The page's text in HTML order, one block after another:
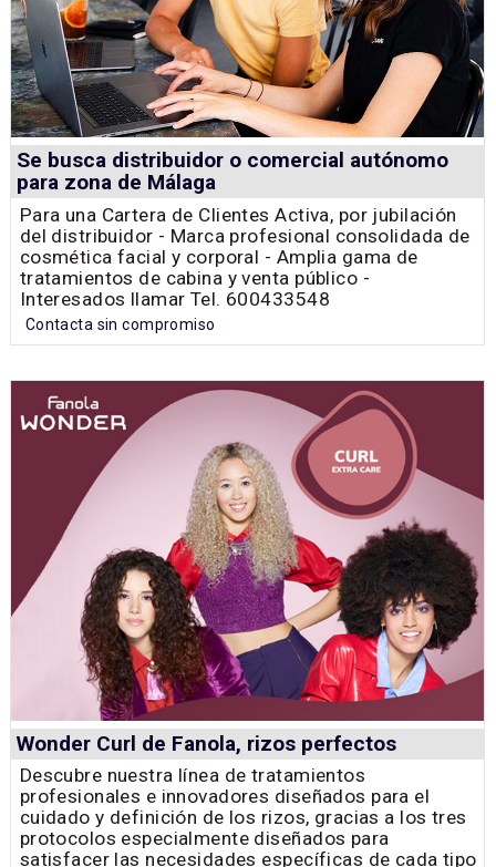
Se busca distribuidor o comercial autónomo
para zona de Málaga
Para una Cartera de Clientes Activa, por jubilación
del distribuidor - Marca profesional consolidada de
cosmética facial y corporal - Amplia gama de
tratamientos de cabina y venta público -
Interesados llamar Tel. 600433548
Contacta sin compromiso
Wonder Curl de Fanola, rizos perfectos
Descubre nuestra línea de tratamientos
profesionales e innovadores diseñados para el
cuidado y definición de los rizos, gracias a los tres
protocolos especialmente diseñados para
satisfacer las necesidades específicas de cada tipo